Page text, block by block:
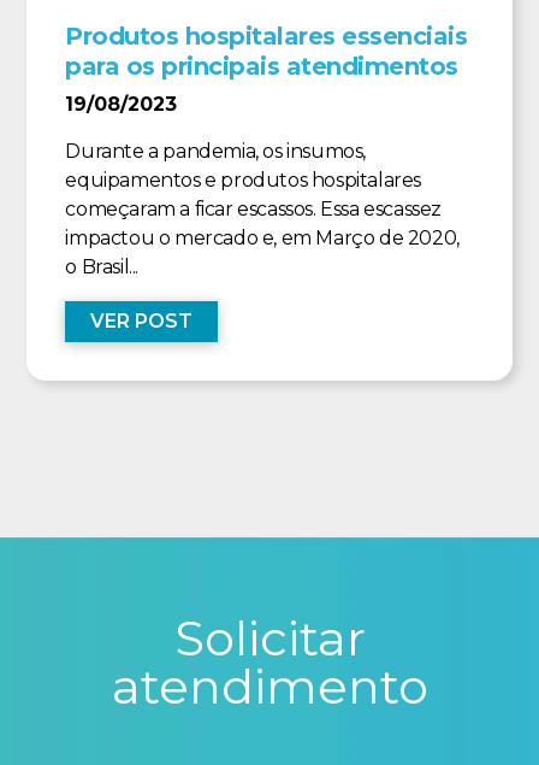
Produtos hospitalares essenciais
para os principais atendimentos
19/08/2023
Durante a pandemia, os insumos,
equipamentos e produtos hospitalares
começaram a ficar escassos. Essa escassez
impactou o mercado e, em Março de 2020,
o Brasil...
VER POST
Solicitar
atendimento